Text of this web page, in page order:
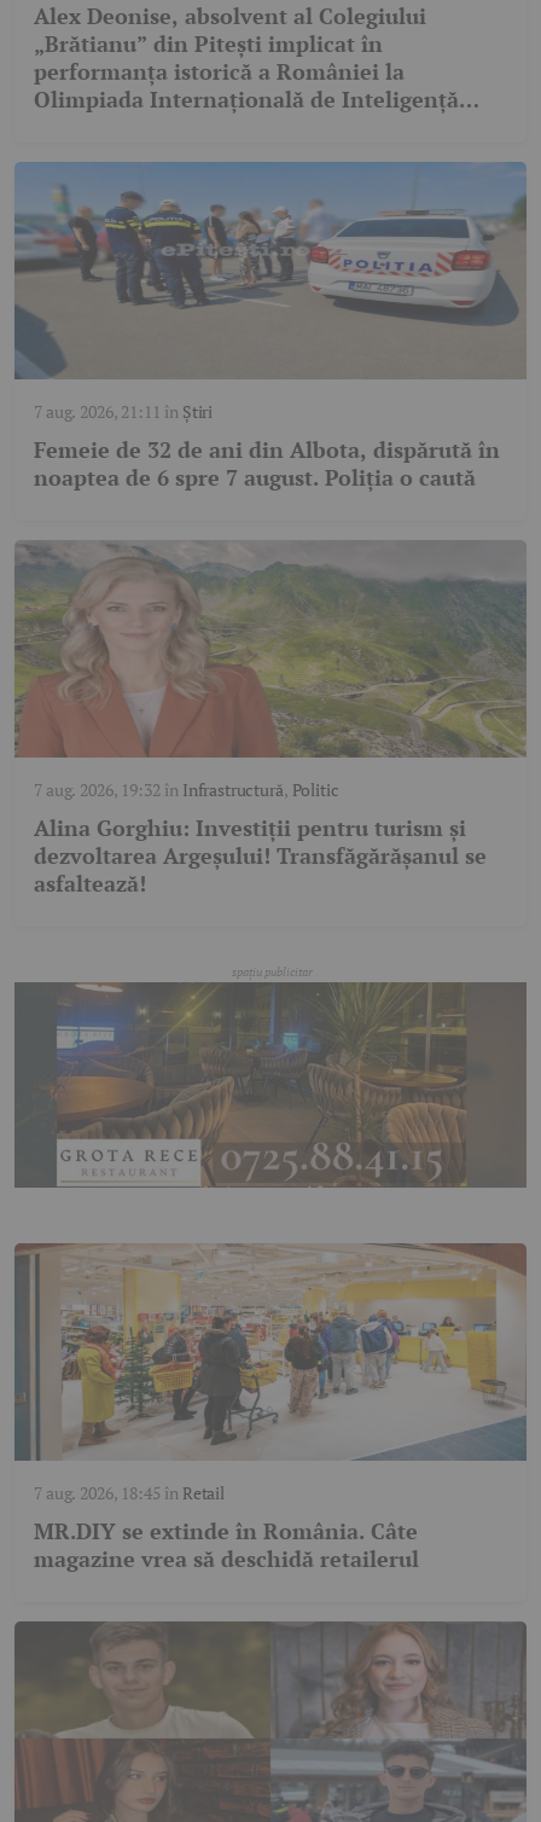
Alex Deonise, absolvent al Colegiului
„Brătianu” din Pitești implicat în
performanța istorică a României la
Olimpiada Internațională de Inteligență
7 aug. 2026, 21:11 în Știri
Femeie de 32 de ani din Albota, dispărută în
noaptea de 6 spre 7 august. Poliția o caută
7 aug. 2026, 19:32 în Infrastructură, Politic
Alina Gorghiu: Investiții pentru turism și
dezvoltarea Argeșului! Transfăgărășanul se
asfaltează!
7 aug. 2026, 18:45 în Retail
MR.DIY se extinde în România. Câte
magazine vrea să deschidă retailerul